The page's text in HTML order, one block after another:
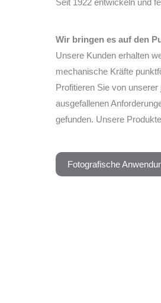
Seit 1922 entwickeln und
Wir bringen es auf den
Unsere Kunden erhalten
mechanische Kräfte
Profitieren Sie von
ausgefallenen
gefunden. Unsere
Fotografische